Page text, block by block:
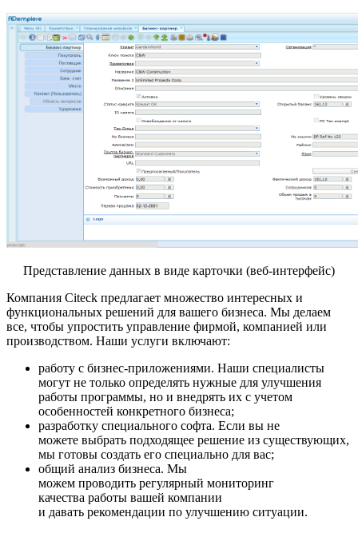
Представление данных в виде карточки (веб-интерфейс)
Компания Citeck предлагает множество интересных и
функциональных решений для вашего бизнеса. Мы делаем
все, чтобы упростить управление фирмой, компанией или
производством. Наши услуги включают:
работу с бизнес-приложениями. Наши специалисты
могут не только определять нужные для улучшения
работы программы, но и внедрять их с учетом
особенностей конкретного бизнеса;
разработку специального софта. Если вы не
можете выбрать подходящее решение из существующих,
мы готовы создать его специально для вас;
общий анализ бизнеса. Мы
можем проводить регулярный мониторинг
качества работы вашей компании
и давать рекомендации по улучшению ситуации.